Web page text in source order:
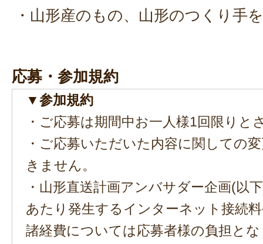
・山形産のもの、山形のつくり手
応募・参加規約
▼参加規約
・ご応募は期間中お一人様1回限りと
・ご応募いただいた内容に関しての
きません。
・山形直送計画アンバサダー企画(以
あたり発生するインターネット接続
諸経費については応募者様の負担と